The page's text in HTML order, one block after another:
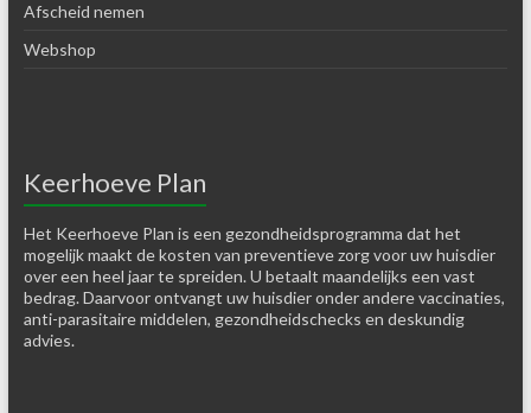
Afscheid nemen
Webshop
Keerhoeve Plan
Het Keerhoeve Plan is een gezondheidsprogramma dat het
mogelijk maakt de kosten van preventieve zorg voor uw huisdier
over een heel jaar te spreiden. U betaalt maandelijks een vast
bedrag. Daarvoor ontvangt uw huisdier onder andere vaccinaties,
anti-parasitaire middelen, gezondheidschecks en deskundig
advies.